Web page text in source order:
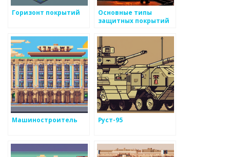
Горизонт покрытий
Основные типы
защитных покрытий
Машиностроитель Руст-95